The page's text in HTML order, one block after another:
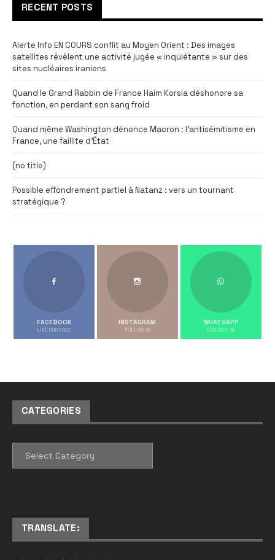
RECENT POSTS
Alerte Info EN COURS conflit au Moyen Orient : Des images
satellites révèlent une activité jugée « inquiétante » sur des
sites nucléaires iraniens
Quand le Grand Rabbin de France Haim Korsia déshonore sa
fonction, en perdant son sang froid
Quand même Washington dénonce Macron : l’antisémitisme en
France, une faillite d’État
(no title)
Possible effondrement partiel à Natanz : vers un tournant
stratégique ?
FACEBOOK
LIKE OUR PAGE
INSTAGRAM
FOLLOW US
WHATSAPP
CONTACT US
CATEGORIES
TRANSLATE: